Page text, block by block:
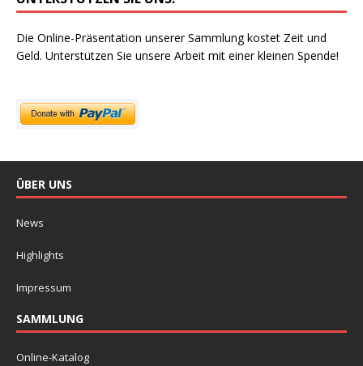
Die Online-Präsentation unserer Sammlung kostet Zeit und
Geld. Unterstützen Sie unsere Arbeit mit einer kleinen Spende!
ÜBER UNS
News
Highlights
Impressum
SAMMLUNG
Online-Katalog